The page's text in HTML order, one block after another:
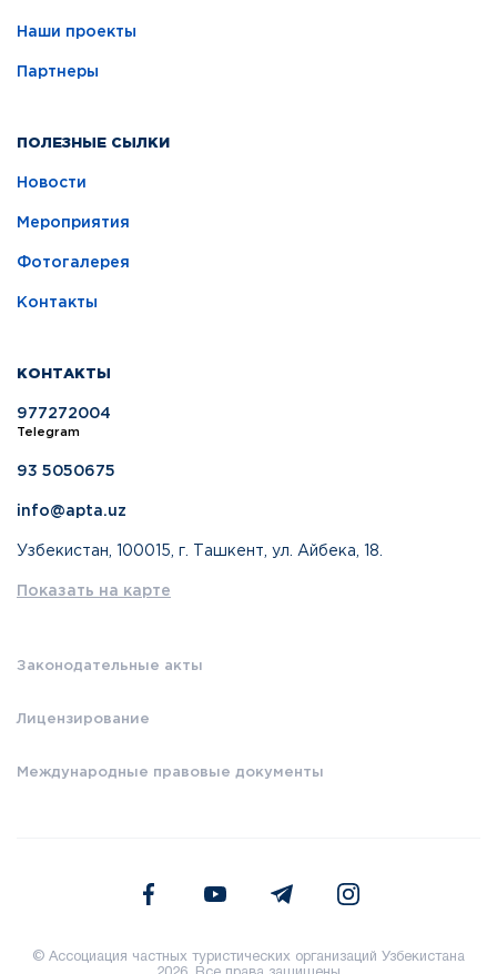
Наши проекты
Партнеры
ПОЛЕЗНЫЕ СЫЛКИ
Новости
Мероприятия
Фотогалерея
Контакты
КОНТАКТЫ
977272004
Telegram
93 5050675
info@apta.uz
Узбекистан, 100015, г. Ташкент, ул. Айбека, 18.
Показать на карте
Законодательные акты
Лицензирование
Международные правовые документы
© Ассоциация частных туристических организаций Узбекистана